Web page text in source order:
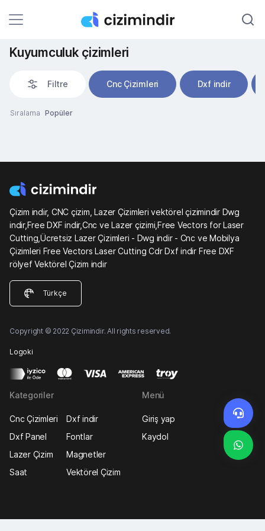
Kuyumculuk çizimleri
Filtre Cnc Çizimleri Dxf indir
Sıralama Popüler
Çizim indir, CNC çizim, Lazer Çizimleri vektörel çizimindir Dwg
indir,Free DXF indir,Cnc ve Lazer çizimi,Free Vectors for Laser
Cutting,Ücretsiz Lazer Çizimleri - Dwg indir - Cnc ve Mobilya
Çizimleri Free Vectors Laser Cutting Cdr Dxf indir Free DXF
rölyef Vektörel Çizim indir
Türkçe
Copyright © 2022 Çizimindir. All rights reserved.
Logoki
Kategoriler
Cnc Çizimleri
Dxf indir
Dxf Panel
Fontlar
Lazer Çizim
Magnetler
Saat
Vektörel Çizim
Menü
Giriş yap
Kaydol